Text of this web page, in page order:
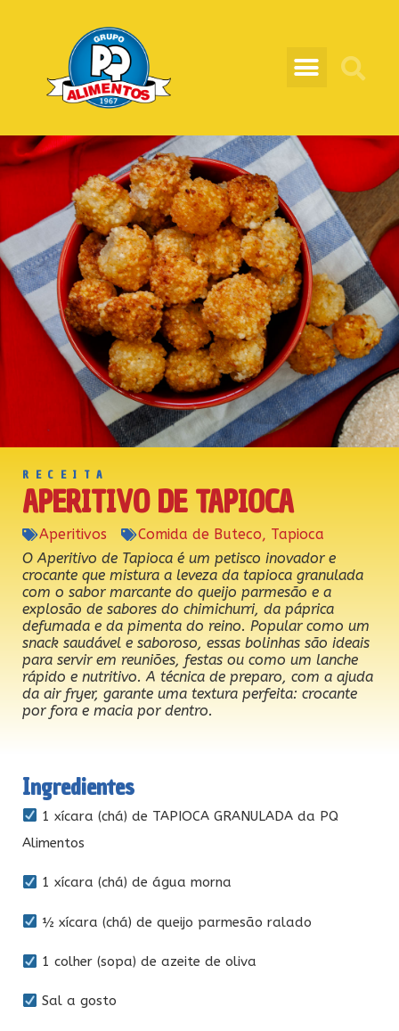
RECEITA
APERITIVO DE TAPIOCA
Aperitivos Comida de Buteco, Tapioca
O Aperitivo de Tapioca é um petisco inovador e
crocante que mistura a leveza da tapioca granulada
com o sabor marcante do queijo parmesão e a
explosão de sabores do chimichurri, da páprica
defumada e da pimenta do reino. Popular como um
snack saudável e saboroso, essas bolinhas são ideais
para servir em reuniões, festas ou como um lanche
rápido e nutritivo. A técnica de preparo, com a ajuda
da air fryer, garante uma textura perfeita: crocante
por fora e macia por dentro.
Ingredientes
1 xícara (chá) de TAPIOCA GRANULADA da PQ
Alimentos
1 xícara (chá) de água morna
½ xícara (chá) de queijo parmesão ralado
1 colher (sopa) de azeite de oliva
Sal a gosto